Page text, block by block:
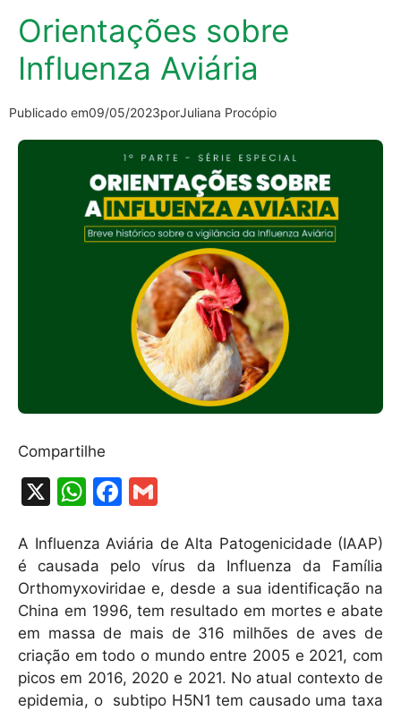
Orientações sobre
Influenza Aviária
Publicado em09/05/2023porJuliana Procópio
Compartilhe
X
W
at
s
A
p
p
F
c
e
b
o
o
k
ai
l
A Influenza Aviária de Alta Patogenicidade (IAAP)
é causada pelo vírus da Influenza da Família
Orthomyxoviridae e, desde a sua identificação na
China em 1996, tem resultado em mortes e abate
em massa de mais de 316 milhões de aves de
criação em todo o mundo entre 2005 e 2021, com
picos em 2016, 2020 e 2021. No atual contexto de
epidemia, o subtipo H5N1 tem causado uma taxa